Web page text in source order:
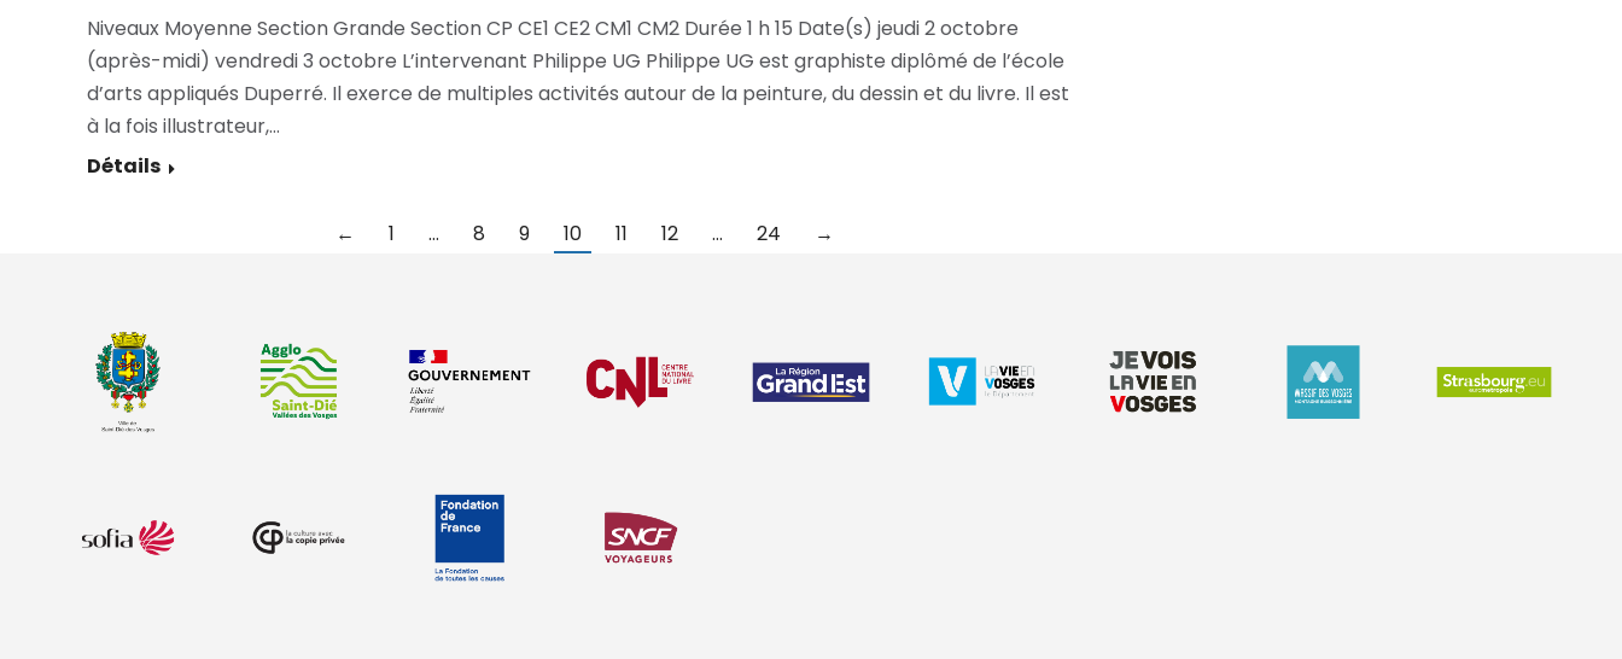
Niveaux Moyenne Section Grande Section CP CE1 CE2 CM1 CM2 Durée 1 h 15 Date(s) jeudi 2 octobre
(après-midi) vendredi 3 octobre L’intervenant Philippe UG Philippe UG est graphiste diplômé de l’école
d’arts appliqués Duperré. Il exerce de multiples activités autour de la peinture, du dessin et du livre. Il est
à la fois illustrateur,…
Détails
← 1 … 8 9 10 11 12 … 24 →